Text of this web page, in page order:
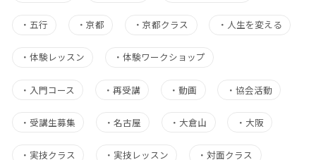
・ 五行 ・京都 ・京都クラス ・ 人生を変える
・ 体験レッスン ・体験ワークショップ
・ 入門コース ・再受講 ・動画 ・ 協会活動
・ 受講生募集 ・名古屋 ・ 大倉山 ・ 大阪
・ 実技クラス ・ 実技レッスン ・対面クラス